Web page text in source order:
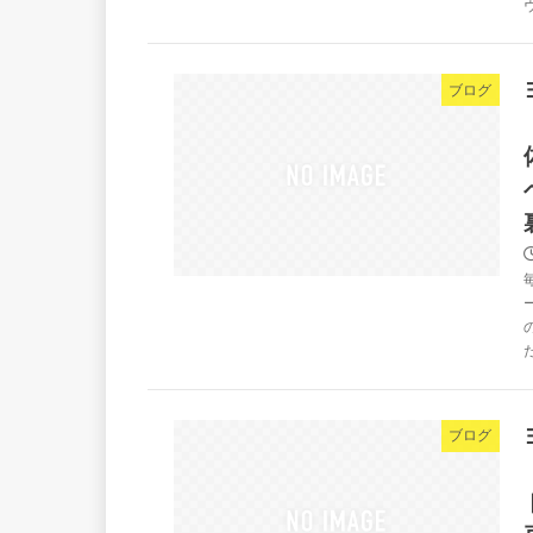
ブログ
ブログ